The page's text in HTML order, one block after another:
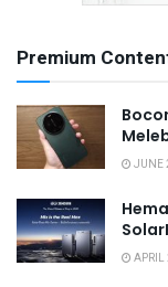
Premium
JUNE